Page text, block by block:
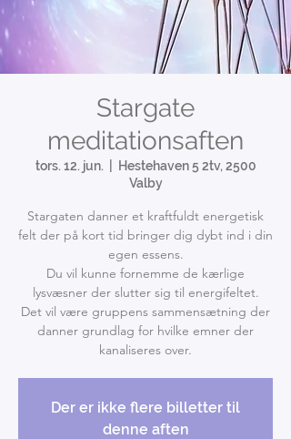
Stargate
meditationsaften
tors. 12. jun.
Hestehaven 5 2tv, 2500
Valby
Stargaten danner et kraftfuldt energetisk
felt der på kort tid bringer dig dybt ind i din
egen essens.
Du vil kunne fornemme de kærlige
lysvæsner der slutter sig til energifeltet.
Det vil være gruppens sammensætning der
danner grundlag for hvilke emner der
Der er ikke flere billetter til
denne aften